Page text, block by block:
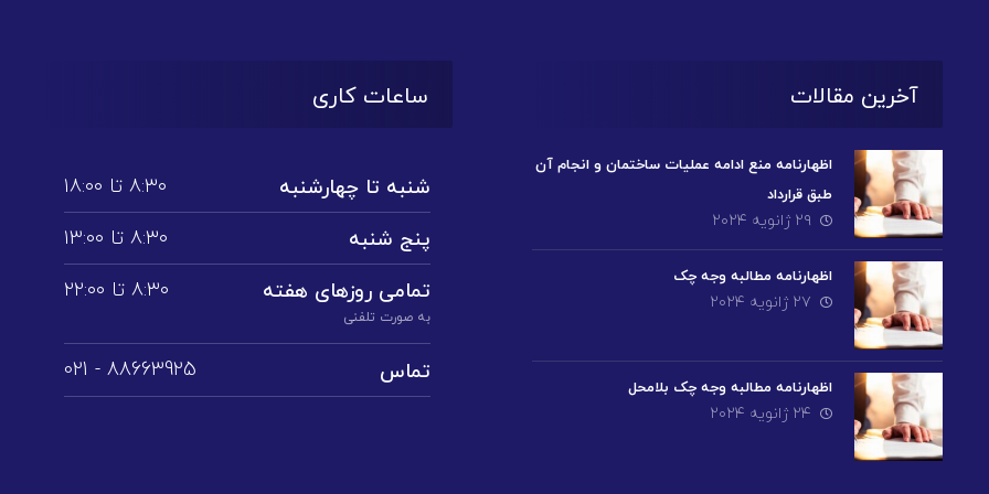
آخرین مقالات
اظهارنامه منع ادامه عملیات ساختمان و انجام آن
طبق قرارداد
۲۹ ژانویه ۲۰۲۴
اظهارنامه مطالبه وجه چک
۲۷ ژانویه ۲۰۲۴
اظهارنامه مطالبه وجه چک بلامحل
۲۴ ژانویه ۲۰۲۴
ساعات کاری
شنبه تا چهارشنبه
۸:۳۰ تا ۱۸:۰۰
پنج شنبه
۸:۳۰ تا ۱3:۰۰
تمامی روز‌های هفته
به صورت تلفنی
۸:۳۰ تا ۲۲:۰۰
تماس 88663925 - 021